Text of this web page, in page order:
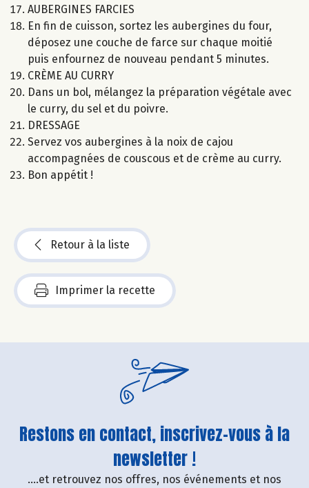
AUBERGINES FARCIES
En fin de cuisson, sortez les aubergines du four,
déposez une couche de farce sur chaque moitié
puis enfournez de nouveau pendant 5 minutes.
CRÈME AU CURRY
Dans un bol, mélangez la préparation végétale avec
le curry, du sel et du poivre.
DRESSAGE
Servez vos aubergines à la noix de cajou
accompagnées de couscous et de crème au curry.
Bon appétit !
Retour à la liste
Imprimer la recette
Restons en contact, inscrivez-vous à la
newsletter !
....et retrouvez nos offres, nos événements et nos